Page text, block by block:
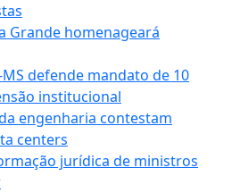
Grande homenageará
defende mandato de 10
institucional
engenharia contestam
centers
jurídica de ministros